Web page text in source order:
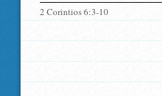
2 Corintios 6:3-10